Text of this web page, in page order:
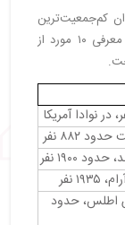
کم‌جمعیت‌ترین
کشور جهان با ۳ نفر شناخته می‌شود و همچنین معرفی ۱۰ مورد از
۸۸۲ نفر
۱۹۰۰ نفر
نفر
اطلس، حدود